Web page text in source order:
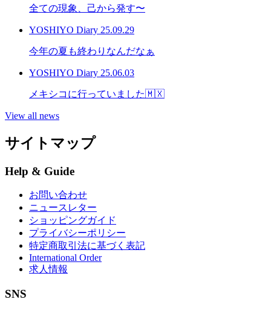
全ての現象、己から発す〜
YOSHIYO Diary 25.09.29
今年の夏も終わりなんだなぁ
YOSHIYO Diary 25.06.03
メキシコに行っていました🇲🇽
View all news
サイトマップ
Help & Guide
お問い合わせ
ニュースレター
ショッピングガイド
プライバシーポリシー
特定商取引法に基づく表記
International Order
求人情報
SNS